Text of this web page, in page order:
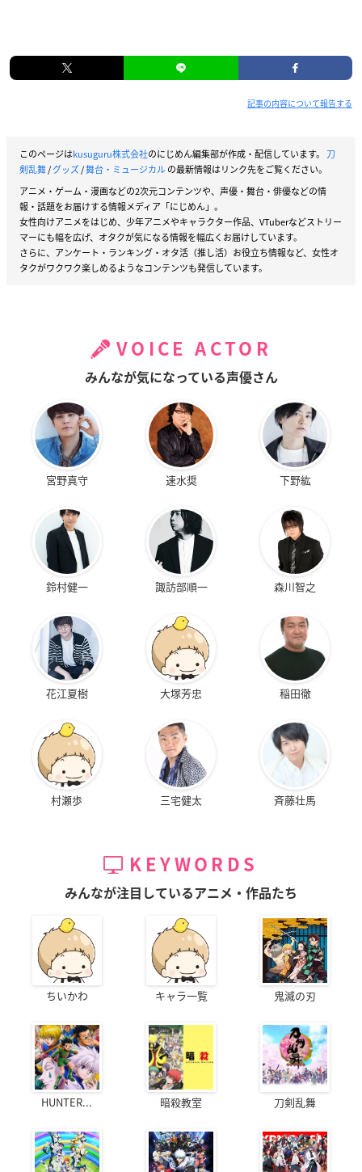
記事の内容について報告する
このページはkusuguru株式会社のにじめん編集部が作成・配信しています。 刀
剣乱舞/グッズ/舞台・ミュージカルの最新情報はリンク先をご覧ください。
アニメ・ゲーム・漫画などの2次元コンテンツや、声優・舞台・俳優などの情
報・話題をお届けする情報メディア「にじめん」。
女性向けアニメをはじめ、少年アニメやキャラクター作品、VTuberなどストリー
マーにも幅を広げ、オタクが気になる情報を幅広くお届けしています。
さらに、アンケート・ランキング・オタ活（推し活）お役立ち情報など、女性オ
タクがワクワク楽しめるようなコンテンツも発信しています。
VOICE ACTOR
みんなが気になっている声優さん
宮野真守 速水奨 下野紘
鈴村健一 諏訪部順一 森川智之
花江夏樹 大塚芳忠 稲田徹
村瀬歩 三宅健太 斉藤壮馬
KEYWORDS
みんなが注目しているアニメ・作品たち
ちいかわ キャラ一覧 鬼滅の刃
HUNTER... 暗殺教室 刀剣乱舞